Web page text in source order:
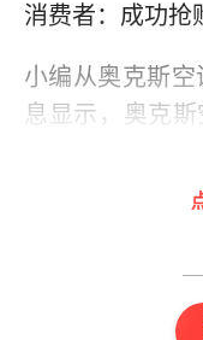
消费者：成功抢
小编从奥克斯
息显示，奥克
调、大2P土豪
品，都赢得了
其中，核心单
棚。此款产品